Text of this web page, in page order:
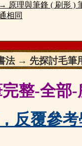
原理與筆鋒 ( 刷形 )
相同
法 → 先探討毛筆
整-全部
反覆參考